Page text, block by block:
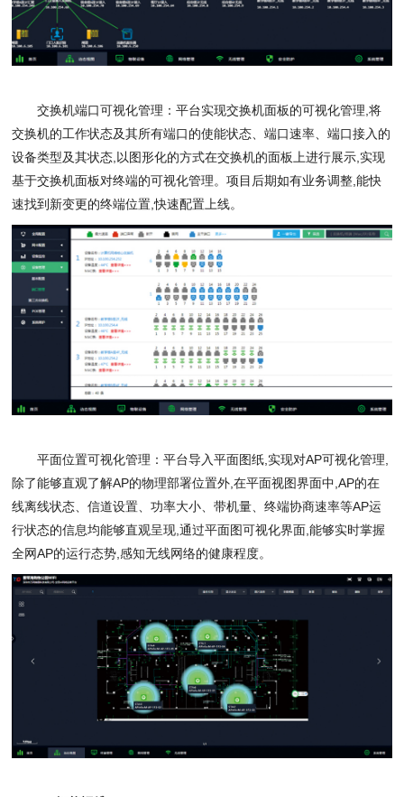
交换机端口可视化管理：平台实现交换机面板的可视化管理 ,将
交换机的工作状态及其所有端口的使能状态、端口速率、端口接入的
设备类型及其状态 以图形化的方式在交换机的面板上进行展示 实现
基于交换机面板对终端的可视化管理。项目后期如有业务调整 ,能快
速找到新变更的终端位置,快速配置上线。
平面位置可视化管理：平台导入平面图纸 实现对AP可视化管理
除了能够直观了解AP的物理部署位置外 ,在平面视图界面中 ,AP的在
线离线状态、信道设置、功率大小、带机量、终端协商速率等AP运
行状态的信息均能够直观呈现 ,通过平面图可视化界面 ,能够实时掌握
全网AP的运行态势 ,感知无线网络的健康程度。